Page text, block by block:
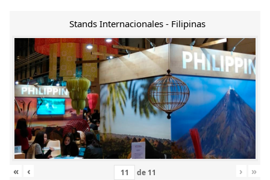
Stands Internacionales - Filipinas
« ‹ de 11 › »